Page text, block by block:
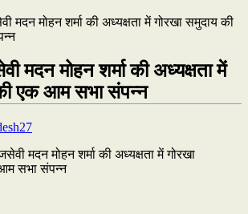
मदन मोहन शर्मा की अध्यक्षता में गोरखा समुदाय की
मदन मोहन शर्मा की अध्यक्षता में
एक आम सभा संपन्न